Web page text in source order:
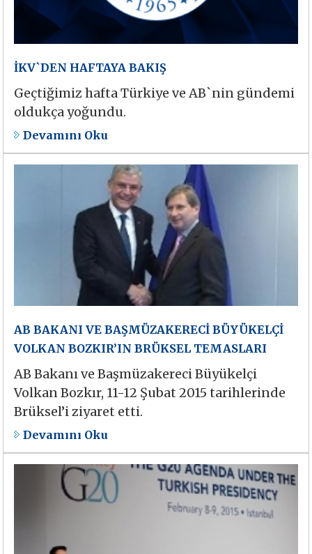
İKV`DEN HAFTAYA BAKIŞ
Geçtiğimiz hafta Türkiye ve AB`nin gündemi
oldukça yoğundu.
Devamını Oku
AB BAKANI VE BAŞMÜZAKERECİ BÜYÜKELÇİ
VOLKAN BOZKIR’IN BRÜKSEL TEMASLARI
AB Bakanı ve Başmüzakereci Büyükelçi
Volkan Bozkır, 11-12 Şubat 2015 tarihlerinde
Brüksel’i ziyaret etti.
Devamını Oku